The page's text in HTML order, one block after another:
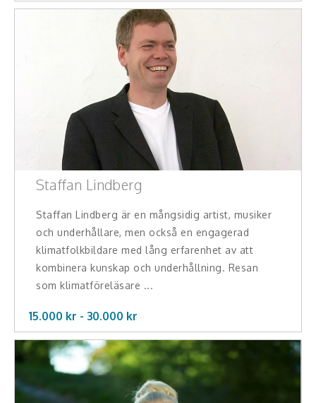
Staffan Lindberg
Staffan Lindberg är en mångsidig artist, musiker
och underhållare, men också en engagerad
klimatfolkbildare med lång erfarenhet av att
kombinera kunskap och underhållning. Resan
som klimatföreläsare ...
15.000 kr - 30.000 kr